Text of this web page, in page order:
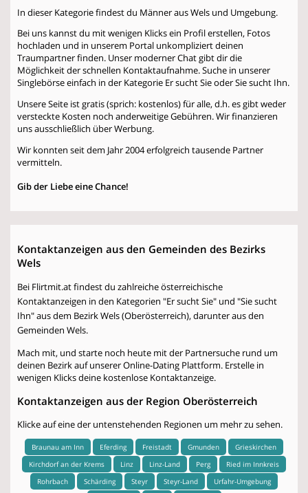
In dieser Kategorie findest du Männer aus Wels und Umgebung.
Bei uns kannst du mit wenigen Klicks ein Profil erstellen, Fotos
hochladen und in unserem Portal unkompliziert deinen
Traumpartner finden. Unser moderner Chat gibt dir die
Möglichkeit der schnellen Kontaktaufnahme. Suche in unserer
Singlebörse einfach in der Kategorie Er sucht SieoderSie sucht Ihn.
Unsere Seite ist gratis (sprich: kostenlos) für alle, d.h. es gibt weder
versteckte Kosten noch anderweitige Gebühren. Wir finanzieren
uns ausschließlich über Werbung.
Wir konnten seit dem Jahr 2004 erfolgreich tausende Partner
vermitteln.
Gib der Liebe eine Chance!
Kontaktanzeigen aus den Gemeinden des Bezirks
Wels
Bei Flirtmit.at findest du zahlreiche österreichische
Kontaktanzeigen in den Kategorien "Er sucht Sie" und "Sie sucht
Ihn" aus dem Bezirk Wels (Oberösterreich), darunter aus den
Gemeinden Wels.
Mach mit, und starte noch heute mit der Partnersuche rund um
deinen Bezirk auf unserer Online-Dating Plattform. Erstelle in
wenigen Klicks deine kostenlose Kontaktanzeige.
Kontaktanzeigen aus der Region Oberösterreich
Klicke auf eine der untenstehenden Regionen um mehr zu sehen.
Braunau am Inn Eferding Freistadt Gmunden
Grieskirchen
Kirchdorf an der Krems
Linz Linz-Land Perg
Ried im Innkreis
Rohrbach
Schärding Steyr Steyr-Land
Urfahr-Umgebung